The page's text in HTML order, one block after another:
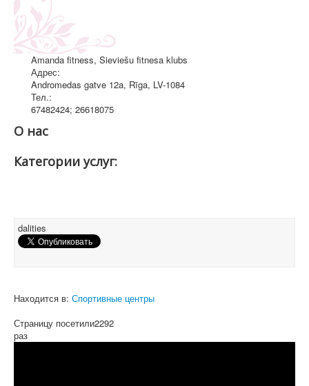
Amanda fitness, Sieviešu fitnesa klubs
Адрес:
Andromedas gatve 12a, Rīga, LV-1084
Тел.:
67482424; 26618075
О нас
Категории услуг:
dalities
Находится в: Спортивные центры
Страницу посетили2292
раз